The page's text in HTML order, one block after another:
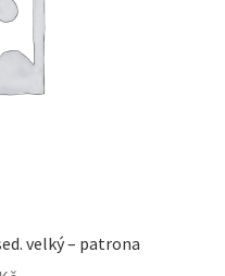
velký – patrona